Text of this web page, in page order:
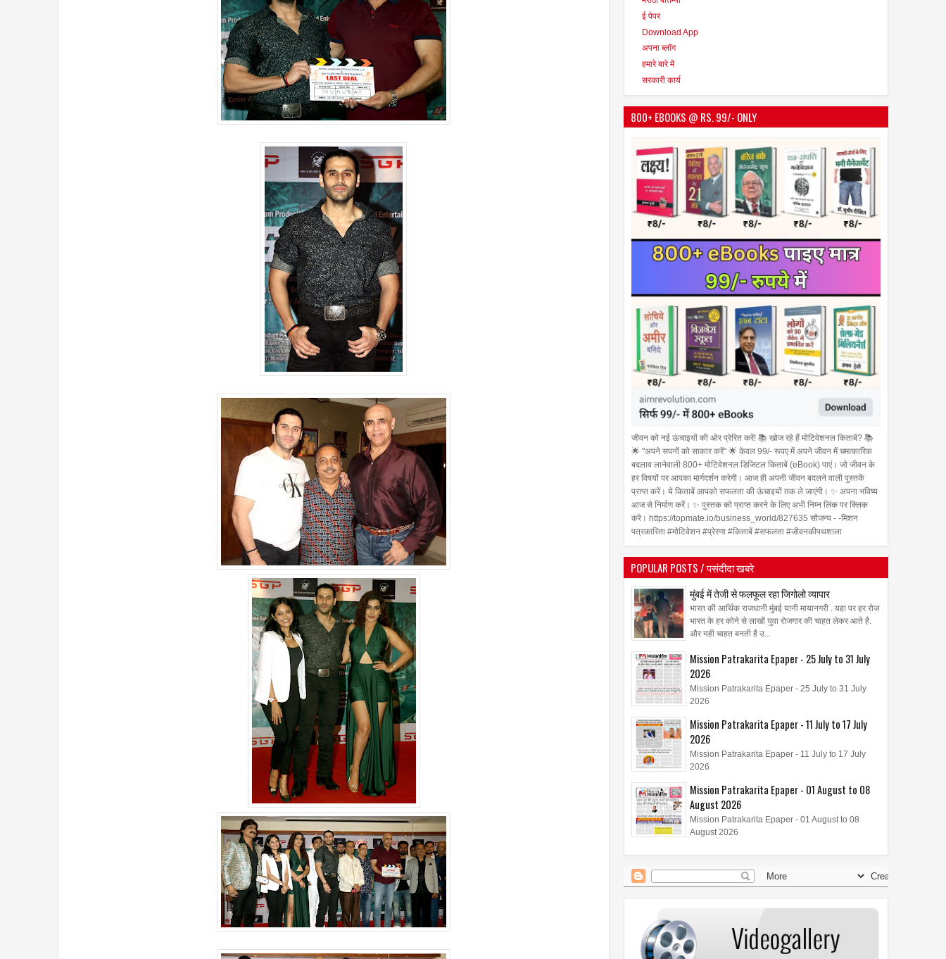
ई पेपर
Download App
अपना ब्लॉग
हमारे बारे में
सरकारी कार्य
800+ EBOOKS @ RS. 99/- ONLY
जीवन को नई ऊंचाइयों की ओर प्रेरित करें! 📚 खोज रहे हैं मोटिवेशनल किताबें? 📚
🌟 "अपने सपनों को साकार करें" 🌟 केवल 99/- रूपए में अपने जीवन में चमत्कारिक
बदलाव लानेवाली 800+ मोटिवेशनल डिजिटल किताबें (eBook) पाएं। जो जीवन के
हर विषयों पर आपका मार्गदर्शन करेगी। आज ही अपनी जीवन बदलने वाली पुस्तकें
प्राप्त करें। ये किताबें आपको सफलता की ऊंचाइयों तक ले जाएंगी। ✨ अपना भविष्य
आज से निर्माण करें। ✨ पुस्तक को प्राप्त करने के लिए अभी निम्न लिंक पर क्लिक
करे। https://topmate.io/business_world/827635 सौजन्य - -मिशन
पत्रकारिता #मोटिवेशन #प्रेरणा #किताबें #सफलता #जीवनकीपथशाला
POPULAR POSTS / पसंदीदा खबरे
मुंबई में तेजी से फलफूल रहा जिगोलो व्यापार
भारत की आर्थिक राजधानी मुंबई यानी मायानगरी . यहा पर हर रोज
भारत के हर कोने से लाखों युवा रोजगार की चाहत लेकर आते है.
और यही चाहत बनती है उ...
Mission Patrakarita Epaper - 25 July to 31 July
2026
Mission Patrakarita Epaper - 25 July to 31 July
2026
Mission Patrakarita Epaper - 11 July to 17 July
2026
Mission Patrakarita Epaper - 11 July to 17 July
2026
Mission Patrakarita Epaper - 01 August to 08
August 2026
Mission Patrakarita Epaper - 01 August to 08
August 2026